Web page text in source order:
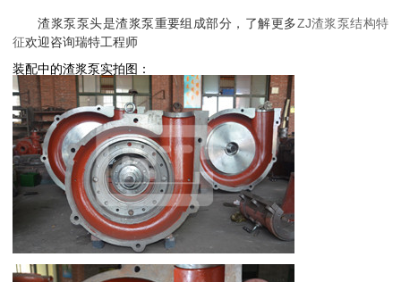
渣浆泵泵头是渣浆泵重要组成部分，了解更多ZJ渣浆泵结构特
征欢迎咨询瑞特工程师
装配中的渣浆泵实拍图：